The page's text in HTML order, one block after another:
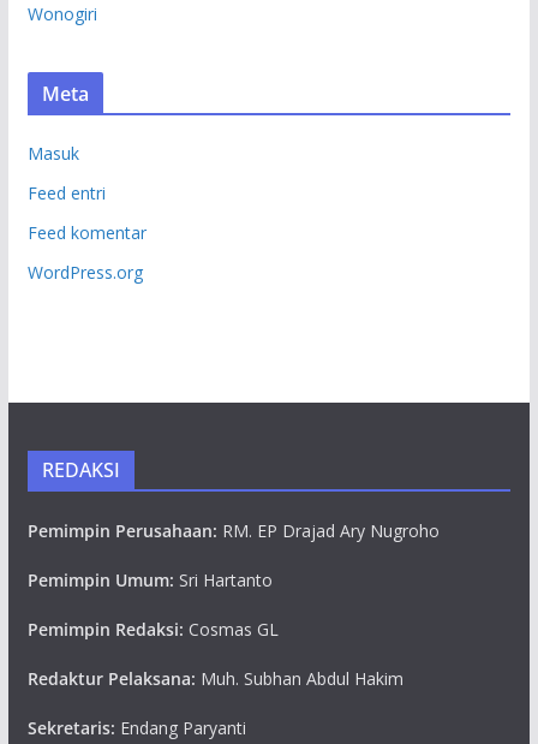
Wonogiri
Meta
Masuk
Feed entri
Feed komentar
WordPress.org
REDAKSI
Pemimpin Perusahaan: RM. EP Drajad Ary Nugroho
Pemimpin Umum: Sri Hartanto
Pemimpin Redaksi: Cosmas GL
Redaktur Pelaksana: Muh. Subhan Abdul Hakim
Sekretaris: Endang Paryanti